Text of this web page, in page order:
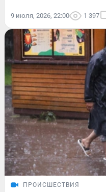
9 июля, 2026, 22:00 1 397
ПРОИСШЕСТВИЯ